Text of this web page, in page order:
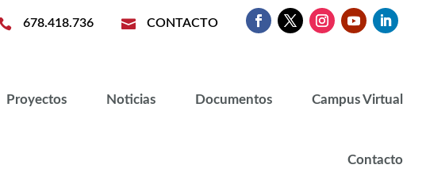
678.418.736  CONTACTO
Proyectos Noticias Documentos Campus Virtual
Contacto